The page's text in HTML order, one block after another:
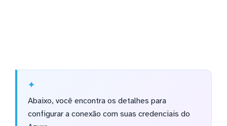
Abaixo, você encontra os detalhes para
configurar a conexão com suas credenciais do